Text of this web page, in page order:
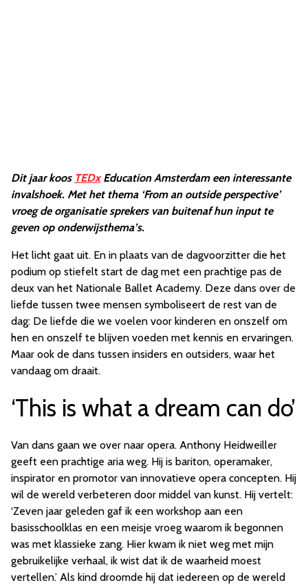
Dit jaar koos TEDxEducation Amsterdam een interessante
invalshoek. Met het thema ‘From an outside perspective’
vroeg de organisatie sprekers van buitenaf hun input te
geven op onderwijsthema’s.
Het licht gaat uit. En in plaats van de dagvoorzitter die het
podium op stiefelt start de dag met een prachtige pas de
deux van het Nationale Ballet Academy. Deze dans over de
liefde tussen twee mensen symboliseert de rest van de
dag: De liefde die we voelen voor kinderen en onszelf om
hen en onszelf te blijven voeden met kennis en ervaringen.
Maar ook de dans tussen insiders en outsiders, waar het
vandaag om draait.
‘This is what a dream can do’
Van dans gaan we over naar opera. Anthony Heidweiller
geeft een prachtige aria weg. Hij is bariton, operamaker,
inspirator en promotor van innovatieve opera concepten. Hij
wil de wereld verbeteren door middel van kunst. Hij vertelt:
‘Zeven jaar geleden gaf ik een workshop aan een
basisschoolklas en een meisje vroeg waarom ik begonnen
was met klassieke zang. Hier kwam ik niet weg met mijn
gebruikelijke verhaal, ik wist dat ik de waarheid moest
vertellen.’ Als kind droomde hij dat iedereen op de wereld